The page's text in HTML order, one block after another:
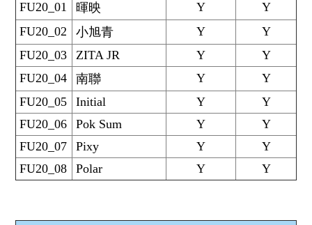
FU20_01 暉映 Y
Y
FU20_02
小旭青 Y
Y
FU20_03
ZITA JR Y
Y
FU20_04
南聯 Y
Y
FU20_05
Initial Y
Y
FU20_06
Pok Sum Y
Y
FU20_07
Pixy Y
Y
FU20_08
Polar Y Y